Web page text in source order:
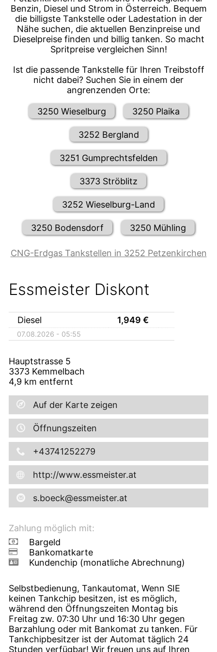
Benzin, Diesel und Strom in Österreich. Bequem
die billigste Tankstelle oder Ladestation in der
Nähe suchen, die aktuellen Benzinpreise und
Dieselpreise finden und billig tanken. So macht
Spritpreise vergleichen Sinn!
Ist die passende Tankstelle für Ihren Treibstoff
nicht dabei? Suchen Sie in einem der
angrenzenden Orte:
3250 Wieselburg 3250 Plaika
3252 Bergland
3251 Gumprechtsfelden
3373 Ströblitz
3252 Wieselburg-Land
3250 Bodensdorf 3250 Mühling
CNG-Erdgas Tankstellen in 3252 Petzenkirchen
Essmeister Diskont
Diesel 1,949 €
07.08.2026 - 05:55
Hauptstrasse 5
3373 Kemmelbach
4,9 km entfernt
Auf der Karte zeigen
Öffnungszeiten
+43741252279
http://www.essmeister.at
s.boeck@essmeister.at
Zahlung möglich mit:
Bargeld
Bankomatkarte
Kundenchip (monatliche Abrechnung)
Selbstbedienung, Tankautomat, Wenn SIE
keinen Tankchip besitzen, ist es möglich,
während den Öffnungszeiten Montag bis
Freitag zw. 07:30 Uhr und 16:30 Uhr gegen
Barzahlung oder mit Bankomat zu tanken. Für
Tankchipbesitzer ist der Automat täglich 24
Stunden verfügbar! Wir freuen uns auf Ihren